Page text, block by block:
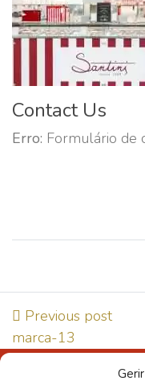
Contact Us
Erro: Formulário de
Previous post
marca-13